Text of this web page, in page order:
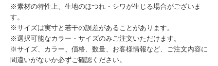
※素材の特性上、生地のほつれ・シワが生じる場合がございま
す。
※サイズは実寸と若干の誤差があることがあります。
※選択可能なカラー・サイズのみご注文いただけます。
※サイズ、カラー、価格、数量、お客様情報など、ご注文内容に
間違いがないか必ずご確認ください。